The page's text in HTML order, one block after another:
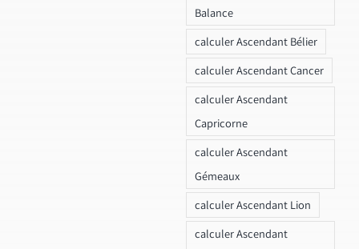
Balance
calculer Ascendant Bélier
calculer Ascendant Cancer
calculer Ascendant
Capricorne
calculer Ascendant
Gémeaux
calculer Ascendant Lion
calculer Ascendant